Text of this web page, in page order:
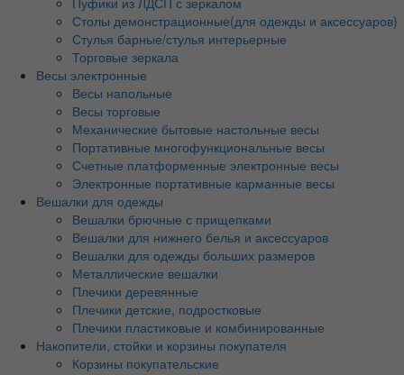
Столы демонстрационные(для одежды и аксессуаров)
Стулья барные/стулья интерьерные
Торговые зеркала
Весы электронные
Весы напольные
Весы торговые
Механические бытовые настольные весы
Портативные многофункциональные весы
Счетные платформенные электронные весы
Электронные портативные карманные весы
Вешалки для одежды
Вешалки брючные с прищепками
Вешалки для нижнего белья и аксессуаров
Вешалки для одежды больших размеров
Металлические вешалки
Плечики деревянные
Плечики детские, подростковые
Плечики пластиковые и комбинированные
Накопители, стойки и корзины покупателя
Корзины покупательские